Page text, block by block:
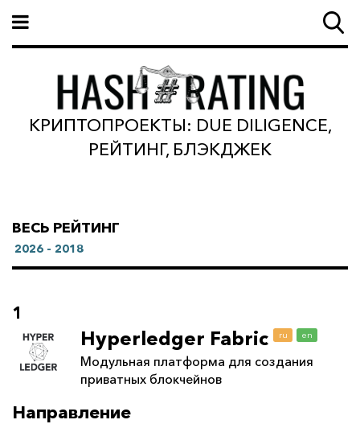
КРИПТОПРОЕКТЫ: DUE DILIGENCE,
РЕЙТИНГ, БЛЭКДЖЕК
ВЕСЬ РЕЙТИНГ
2026 - 2018
1
Hyperledger Fabric ru en
Модульная платформа для создания
приватных блокчейнов
Направление